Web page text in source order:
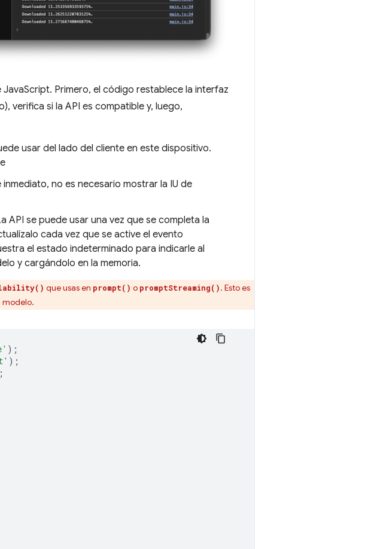
Primero, el código restablece la interfaz
verifica si la API es compatible y, luego,
usar del lado del cliente en este dispositivo.
inmediato, no es necesario mostrar la IU de
API se puede usar una vez que se completa la
cada vez que se active el evento
el estado indeterminado para indicarle al
y cargándolo en la memoria.
que usas en prompt() o promptStreaming(). Esto es
modelo.
);
);